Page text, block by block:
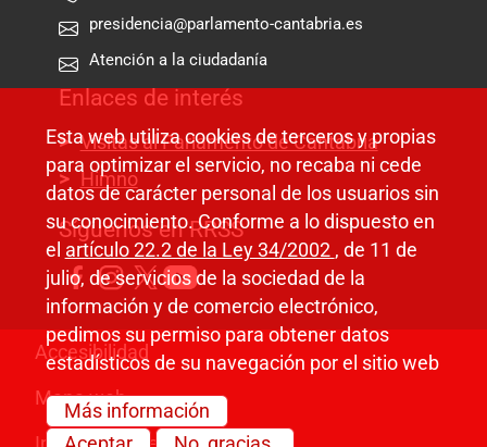
presidencia@parlamento-cantabria.es
Atención a la ciudadanía
Enlaces de interés
Visitas al Parlamento de Cantabria
Himno
Síguenos en RRSS
Pie de página
Accesibilidad
Mapa web
Esta web utiliza cookies de terceros y propias
para optimizar el servicio, no recaba ni cede
datos de carácter personal de los usuarios sin
su conocimiento. Conforme a lo dispuesto en
el artículo 22.2 de la Ley 34/2002 , de 11 de
julio, de servicios de la sociedad de la
información y de comercio electrónico,
pedimos su permiso para obtener datos
estadísticos de su navegación por el sitio web
Más información